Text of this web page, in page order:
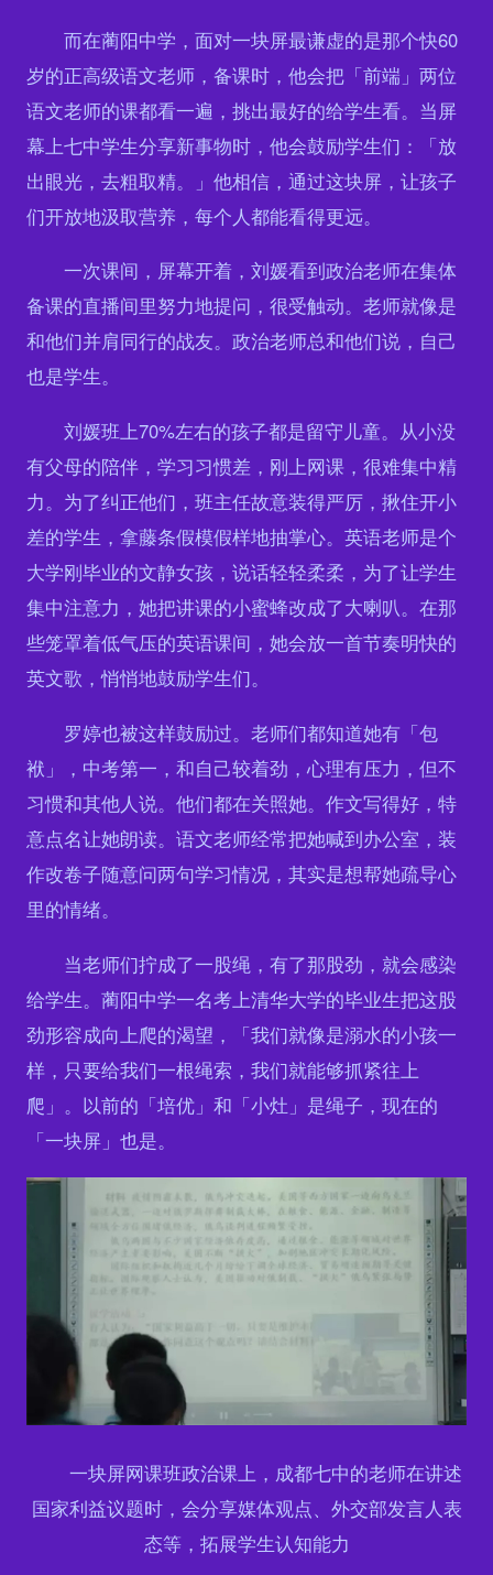
而在蔺阳中学，面对一块屏最谦虚的是那个快60
岁的正高级语文老师，备课时，他会把「前端」两位
语文老师的课都看一遍，挑出最好的给学生看。当屏
幕上七中学生分享新事物时，他会鼓励学生们：「放
出眼光，去粗取精。」他相信，通过这块屏，让孩子
们开放地汲取营养，每个人都能看得更远。
一次课间，屏幕开着，刘媛看到政治老师在集体
备课的直播间里努力地提问，很受触动。老师就像是
和他们并肩同行的战友。政治老师总和他们说，自己
也是学生。
刘媛班上70%左右的孩子都是留守儿童。从小没
有父母的陪伴，学习习惯差，刚上网课，很难集中精
力。为了纠正他们，班主任故意装得严厉，揪住开小
差的学生，拿藤条假模假样地抽掌心。英语老师是个
大学刚毕业的文静女孩，说话轻轻柔柔，为了让学生
集中注意力，她把讲课的小蜜蜂改成了大喇叭。在那
些笼罩着低气压的英语课间，她会放一首节奏明快的
英文歌，悄悄地鼓励学生们。
罗婷也被这样鼓励过。老师们都知道她有「包
袱」，中考第一，和自己较着劲，心理有压力，但不
习惯和其他人说。他们都在关照她。作文写得好，特
意点名让她朗读。语文老师经常把她喊到办公室，装
作改卷子随意问两句学习情况，其实是想帮她疏导心
里的情绪。
当老师们拧成了一股绳，有了那股劲，就会感染
给学生。蔺阳中学一名考上清华大学的毕业生把这股
劲形容成向上爬的渴望，「我们就像是溺水的小孩一
样，只要给我们一根绳索，我们就能够抓紧往上
爬」。以前的「培优」和「小灶」是绳子，现在的
「一块屏」也是。
一块屏网课班政治课上，成都七中的老师在讲述
国家利益议题时，会分享媒体观点、外交部发言人表
态等，拓展学生认知能力